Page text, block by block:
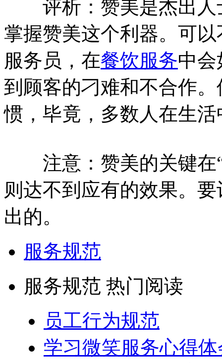
评析：赞美是杰出人
掌握赞美这个利器。可
服务员，在餐饮服务中
到顾客的刁难和不合作
惯，毕竟，多数人在生
注意：赞美的关键在“
则达不到应有的效果。
出的。
服务规范
服务规范 热门阅读
员工行为规范
学习微笑服务心得体